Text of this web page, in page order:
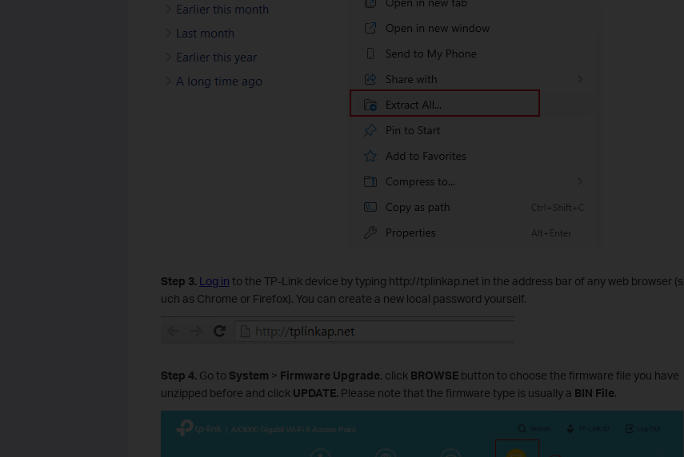
Step 3. Log in to the TP-Link device by typing http://tplinkap.net in the address bar of any web browser (s
uch as Chrome or Firefox). You can create a new local password yourself.
Step 4. Go to System > Firmware Upgrade, click BROWSEbutton to choose the firmware file you have
unzipped before and click UPDATE. Please note that the firmware type is usually a BIN File.